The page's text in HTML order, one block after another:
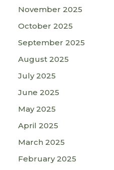
November 2025
October 2025
September 2025
August 2025
July 2025
June 2025
May 2025
April 2025
March 2025
February 2025